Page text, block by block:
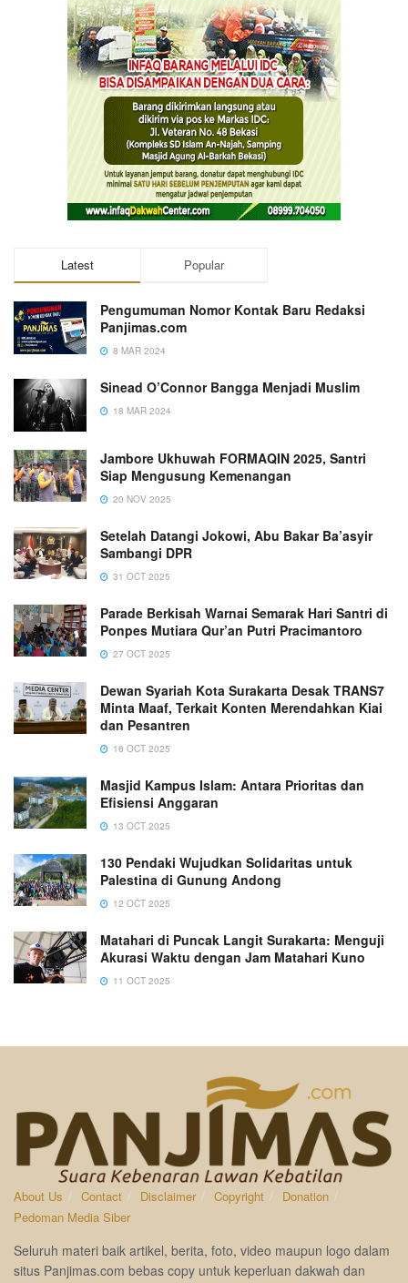
Latest Popular
Pengumuman Nomor Kontak Baru Redaksi
Panjimas.com
8 MAR 2024
Sinead O’Connor Bangga Menjadi Muslim
18 MAR 2024
Jambore Ukhuwah FORMAQIN 2025, Santri
Siap Mengusung Kemenangan
20 NOV 2025
Setelah Datangi Jokowi, Abu Bakar Ba’asyir
Sambangi DPR
31 OCT 2025
Parade Berkisah Warnai Semarak Hari Santri di
Ponpes Mutiara Qur’an Putri Pracimantoro
27 OCT 2025
Dewan Syariah Kota Surakarta Desak TRANS7
Minta Maaf, Terkait Konten Merendahkan Kiai
dan Pesantren
16 OCT 2025
Masjid Kampus Islam: Antara Prioritas dan
Efisiensi Anggaran
13 OCT 2025
130 Pendaki Wujudkan Solidaritas untuk
Palestina di Gunung Andong
12 OCT 2025
Matahari di Puncak Langit Surakarta: Menguji
Akurasi Waktu dengan Jam Matahari Kuno
11 OCT 2025
About Us Contact Disclaimer Copyright
Donation
Pedoman Media Siber
Seluruh materi baik artikel, berita, foto, video maupun logo dalam
situs Panjimas.com bebas copy untuk keperluan dakwah dan